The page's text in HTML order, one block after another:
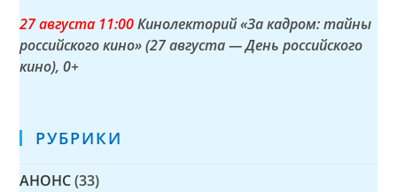
27 августа 11:00Кинолекторий «За кадром: тайны
российского кино» (27 августа — День российского
кино), 0+
РУБРИКИ
АНОНС (33)